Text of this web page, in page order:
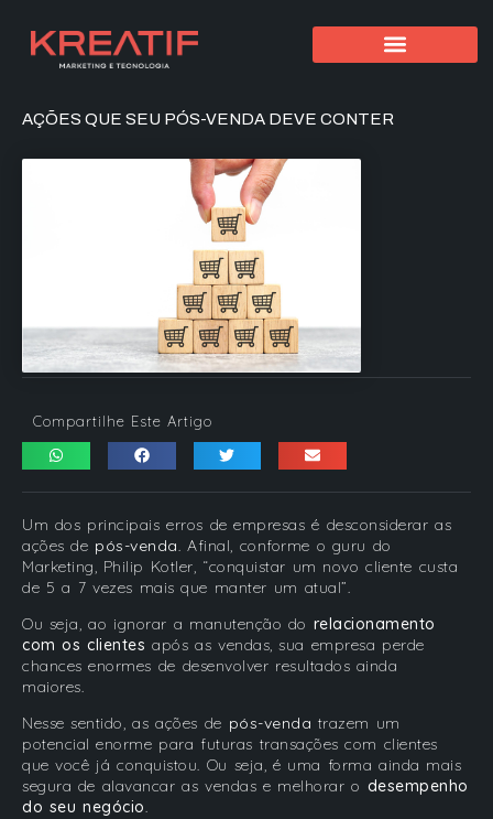
AÇÕES QUE SEU PÓS-VENDA DEVE CONTER
Compartilhe Este Artigo
Um dos principais erros de empresas é desconsiderar as
ações de pós-venda
. Afinal, conforme o guru do
Marketing, Philip Kotler, “conquistar um novo cliente custa
de 5 a 7 vezes mais que manter um atual”.
Ou seja, ao ignorar a manutenção do relacionamento
com os clientes após as vendas, sua empresa perde
chances enormes de desenvolver resultados ainda
maiores.
Nesse sentido, as ações de pós-venda trazem um
potencial enorme para futuras transações com clientes
que você já conquistou. Ou seja, é uma forma ainda mais
segura de alavancar as vendas e melhorar o desempenho
do seu negócio.